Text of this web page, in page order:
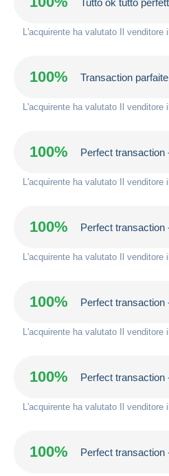
L'acquirente ha valutato Il venditore
100% Transaction
L'acquirente ha valutato Il venditore
100% Perfect transaction
L'acquirente ha valutato Il venditore
100% Perfect transaction
L'acquirente ha valutato Il venditore
100% Perfect transaction
L'acquirente ha valutato Il venditore
100% Perfect transaction
L'acquirente ha valutato Il venditore
100% Perfect transaction